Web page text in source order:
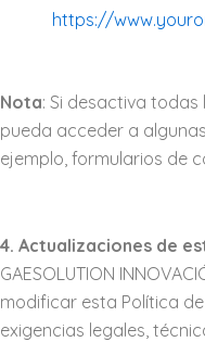
https://
Nota: Si desactiva todas
pueda acceder a
ejemplo, formularios de
4. Actualizaciones de
GAESOLUTION
modificar esta Política
exigencias legales,